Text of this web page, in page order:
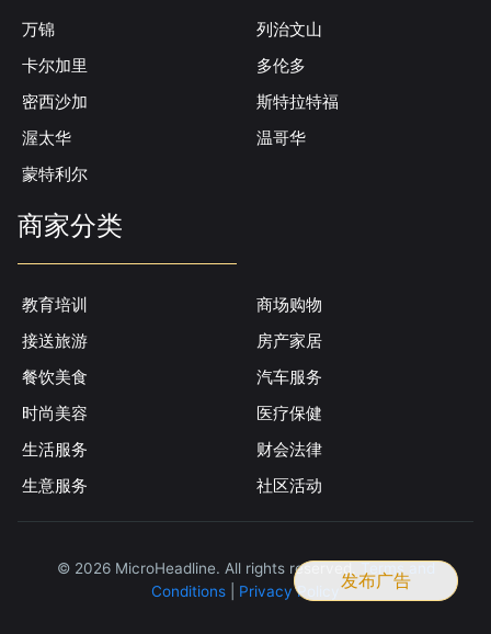
发布广告
万锦
列治文山
卡尔加里
多伦多
密西沙加
斯特拉特福
渥太华
温哥华
蒙特利尔
商家分类
教育培训
商场购物
接送旅游
房产家居
餐饮美食
汽车服务
时尚美容
医疗保健
生活服务
财会法律
生意服务
社区活动
© 2026 MicroHeadline. All rights reserved.Terms and
Conditions
Privacy Policy